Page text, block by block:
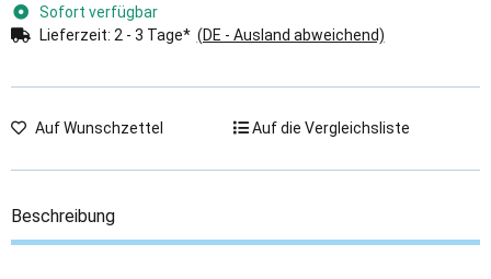
Sofort verfügbar
Lieferzeit: 2 - 3 Tage* (DE - Ausland abweichend)
Auf Wunschzettel Auf die Vergleichsliste
Beschreibung